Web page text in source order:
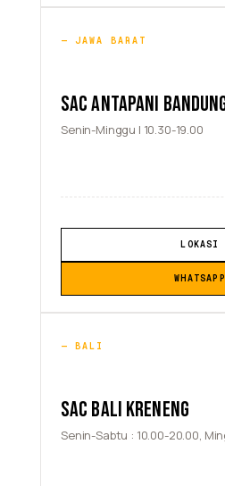
JAWA BARAT
SAC ANTAPANI
Senin-Minggu | 10.30-19.00
LOKASI
WHATSAPP
BALI
SAC BALI KRENENG
Senin-Sabtu : 10.00-20.00,